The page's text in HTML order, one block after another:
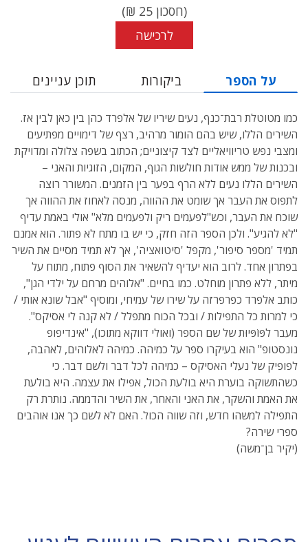
(חסכון25
₪)
לרכישה
על הספר ביקורות תוכן עניינים
כמו מטוטלת רבת־כנף, נעים שיריו של אלפרד כהן בין כאן לבין אז.
השירים הללו, שיש בהם הומור מרהיב, רצף של דימויים מפתיעים
ומצבי נפש טריוויאליים לצד קיצוניים; הכתוב בשפה צלולה ומדויקת
ובכנות של ממש אודות חולשות הגוף, המקום, הזוגיות והאני –
השירים הללו נעים ללא הרף בפער בין הזמנים. המשורר רוצה
לתפוס את העבר אך שומט את ההווה, מנסה לאחוז את ההווה אך
שוכח את העבר, וכש"לפעמים ריק ולפעמים מלא" אולי באמת עדיף
"לא להגיע". ולכן הספר הזה חזק, כי יש בו מתח לא פתור. הוא אמנם
תמיד 'מספר סיפור', מקפל 'סיטואציה', אך לא תמיד מסיים את השיר
בפתרון אחד. לרוב הוא יעדיף להשאיר את הסוף פתוח, מתוח על
מיתר, ללא פתרון מוחלט. כמו בחיים. "אלוהים מרחם על ילדי הגן",
כותב אלפרד כפרפרזה על שירו של עמיחי, ומוסיף "אבל שונא אותי /
כי למרות כל התפילות / ובכל הכוח מתפלל / לא קנה לי אסיקס".
מעבר לפּוֹפּיוּת של שם הספר (ואולי דווקא מתוכו), "אינדיפופ
נונסטופ" הוא בעיקרו ספר על כמיהה. כמיהה לאלוהים, לאהבה,
לפופיק של נעלי האסיקס – כמיהה לכל דבר ולשם דבר. כי
כשהתשוקה בוערת היא בולעת הכול, אפילו את עצמה. היא בולעת
את האמת והשקר, את האני והאחר, את השיר והדממה. נותרת רק
התפילה למשהו חדש, וזה שווה הכול. האם לא לשם כך אנו אוהבים
ספרי שירה?
(יקיר בן־משה)